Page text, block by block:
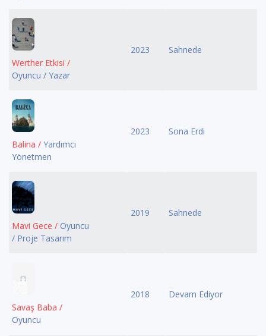
Werther Etkisi /
Oyuncu / Yazar
2023 Sahnede
Balina / Yardımcı
Yönetmen
2023 Sona Erdi
Mavi Gece / Oyuncu
/ Proje Tasarım
2019 Sahnede
Savaş Baba /
Oyuncu
2018 Devam Ediyor